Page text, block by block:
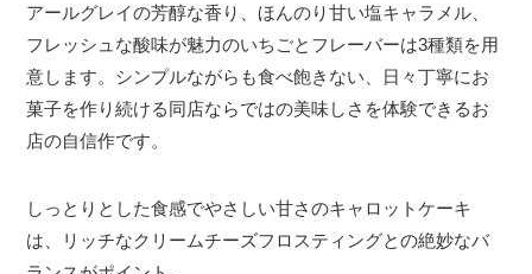
アールグレイの芳醇な香り、ほんのり甘い塩キャラメル、
フレッシュな酸味が魅力のいちごとフレーバーは3種類を用
意します。シンプルながらも食べ飽きない、日々丁寧にお
菓子を作り続ける同店ならではの美味しさを体験できるお
店の自信作です。
しっとりとした食感でやさしい甘さのキャロットケーキ
は、リッチなクリームチーズフロスティングとの絶妙なバ